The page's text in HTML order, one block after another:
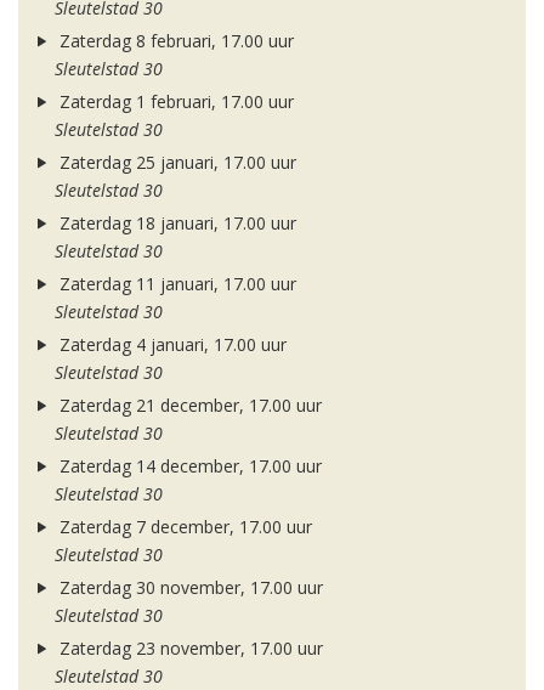
Sleutelstad 30
Zaterdag 8 februari, 17.00 uur
Sleutelstad 30
Zaterdag 1 februari, 17.00 uur
Sleutelstad 30
Zaterdag 25 januari, 17.00 uur
Sleutelstad 30
Zaterdag 18 januari, 17.00 uur
Sleutelstad 30
Zaterdag 11 januari, 17.00 uur
Sleutelstad 30
Zaterdag 4 januari, 17.00 uur
Sleutelstad 30
Zaterdag 21 december, 17.00 uur
Sleutelstad 30
Zaterdag 14 december, 17.00 uur
Sleutelstad 30
Zaterdag 7 december, 17.00 uur
Sleutelstad 30
Zaterdag 30 november, 17.00 uur
Sleutelstad 30
Zaterdag 23 november, 17.00 uur
Sleutelstad 30